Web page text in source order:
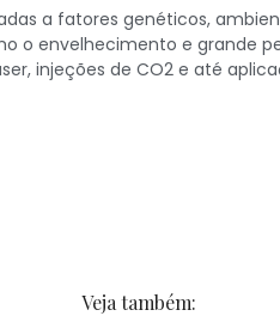
a fatores genéticos,
o envelhecimento e grande
injeções de CO2 e até
Veja também: